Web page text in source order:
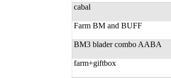
cabal
Farm BM and BUFF
BM3 blader combo AABA
farm+giftbox